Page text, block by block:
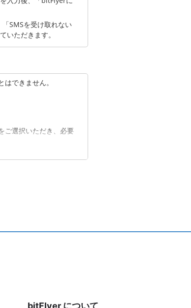
SMSを受け取れない
いただきます。
できません。
ご選択いただき、必要
bitFlyer について